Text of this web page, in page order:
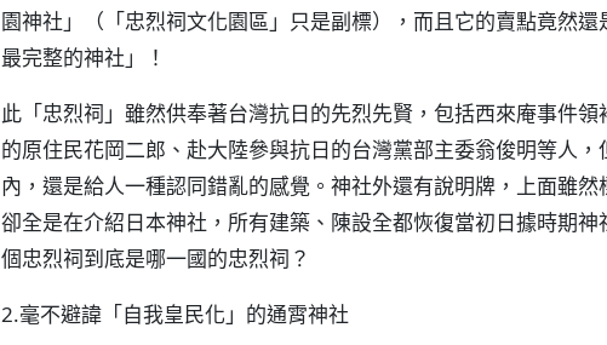
園神社」（「忠烈祠文化園區」只是副標），而且它的賣點竟然
最完整的神社」！
此「忠烈祠」雖然供奉著台灣抗日的先烈先賢，包括西來庵事件
的原住民花岡二郎、赴大陸參與抗日的台灣黨部主委翁俊明等人
內，還是給人一種認同錯亂的感覺。神社外還有說明牌，上面雖
卻全是在介紹日本神社，所有建築、陳設全都恢復當初日據時期
個忠烈祠到底是哪一國的忠烈祠？
2.毫不避諱「自我皇民化」的通霄神社